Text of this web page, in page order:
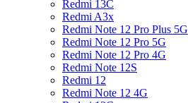
Redmi 13C
Redmi A3x
Redmi Note 12 Pro Plus 5G
Redmi Note 12 Pro 5G
Redmi Note 12 Pro 4G
Redmi Note 12S
Redmi 12
Redmi Note 12 4G